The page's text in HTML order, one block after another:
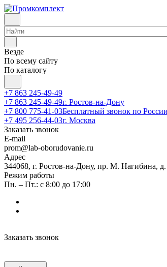
Везде
По всему сайту
По каталогу
+7 863 245-49-49
+7 863 245-49-49г. Ростов-на-Дону
+7 800 775-41-03Бесплатный звонок по России
+7 495 256-44-03г. Москва
Заказать звонок
E-mail
prom@lab-oborudovanie.ru
Адрес
344068, г. Ростов-на-Дону, пр. М. Нагибина,
Режим работы
Пн. – Пт.: с 8:00 до 17:00
Заказать звонок